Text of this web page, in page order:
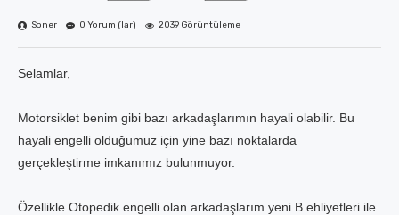
Soner 0 Yorum (lar) 2039 Görüntüleme
Selamlar,
Motorsiklet benim gibi bazı arkadaşlarımın hayali olabilir. Bu
hayali engelli olduğumuz için yine bazı noktalarda
gerçekleştirme imkanımız bulunmuyor.
Özellikle Otopedik engelli olan arkadaşlarım yeni B ehliyetleri ile